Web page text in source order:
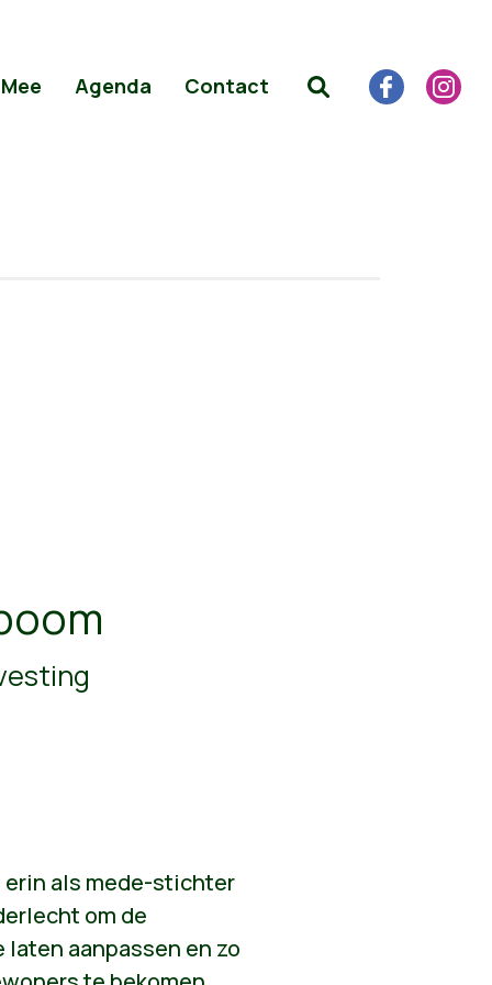
Agenda Contact
als mede-stichter
om de
aanpassen en zo